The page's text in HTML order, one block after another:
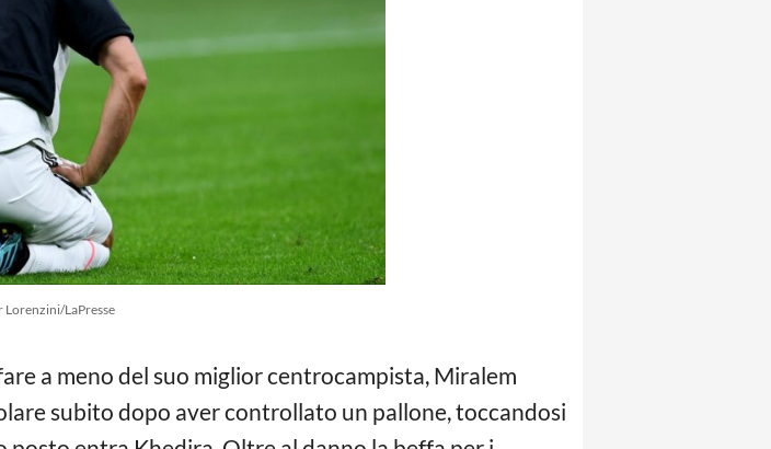
Lorenzini/LaPresse
a meno del suo miglior centrocampista, Miralem
subito dopo aver controllato un pallone, toccandosi